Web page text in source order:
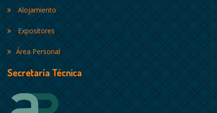
Alojamiento
Expositores
Área Personal
Secretaría Técnica